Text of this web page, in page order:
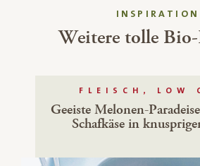
INSPIRATION
Weitere tolle Bio-
FLEISCH, LOW
Geeiste Melonen-
Schafkäse in